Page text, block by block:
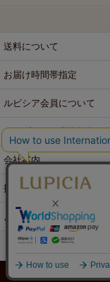
送料について
お届け時間帯指定
ルピシア会員について
ウェブサイト利用規約
会社案内
採用情報
よくある質問